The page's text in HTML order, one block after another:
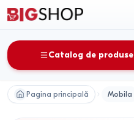
Catalog de produse
Pagina principală Mobila